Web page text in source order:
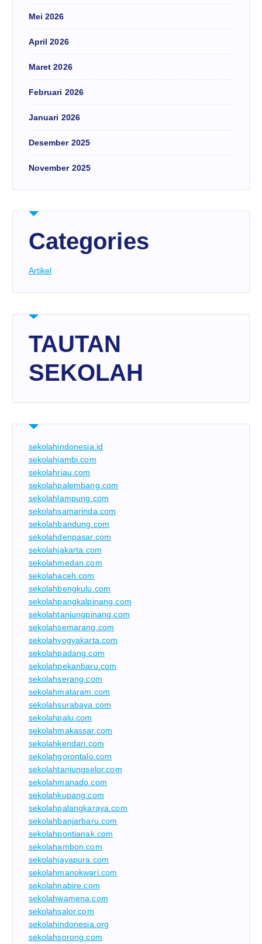
Mei 2026
April 2026
Maret 2026
Februari 2026
Januari 2026
Desember 2025
November 2025
Categories
Artikel
TAUTAN
SEKOLAH
sekolahindonesia.id
sekolahjambi.com
sekolahriau.com
sekolahpalembang.com
sekolahlampung.com
sekolahsamarinda.com
sekolahbandung.com
sekolahdenpasar.com
sekolahjakarta.com
sekolahmedan.com
sekolahaceh.com
sekolahbengkulu.com
sekolahpangkalpinang.com
sekolahtanjungpinang.com
sekolahsemarang.com
sekolahyogyakarta.com
sekolahpadang.com
sekolahpekanbaru.com
sekolahserang.com
sekolahmataram.com
sekolahsurabaya.com
sekolahpalu.com
sekolahmakassar.com
sekolahkendari.com
sekolahgorontalo.com
sekolahtanjungselor.com
sekolahmanado.com
sekolahkupang.com
sekolahpalangkaraya.com
sekolahbanjarbaru.com
sekolahpontianak.com
sekolahambon.com
sekolahjayapura.com
sekolahmanokwari.com
sekolahnabire.com
sekolahwamena.com
sekolahsalor.com
sekolahindonesia.org
sekolahsorong.com